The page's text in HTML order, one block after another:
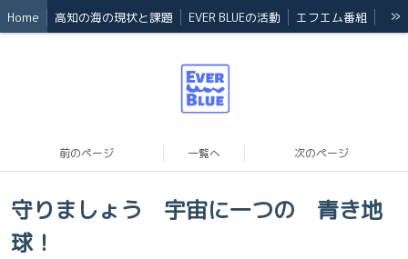
Home 高知の海の現状と課題 EVER BLUEの活動
エフエム番組
»
前のページ 一覧へ 次のページ
守りましょう 宇宙に一つの 青き地
球！